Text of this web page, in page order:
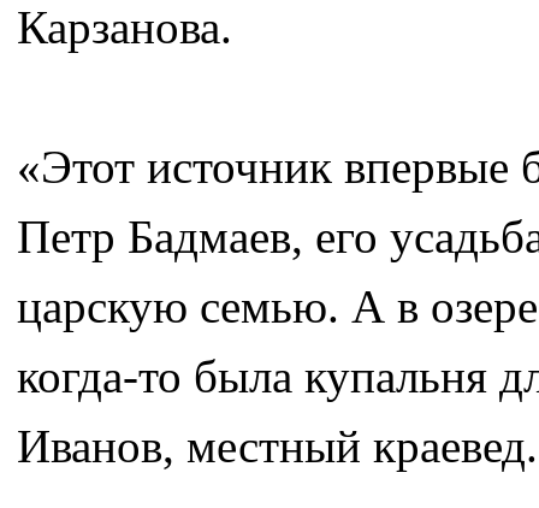
Карзанова.
«Этот источник впервые
Петр Бадмаев, его
царскую семью. А в
когда-то была купальня
Иванов, местный краевед.